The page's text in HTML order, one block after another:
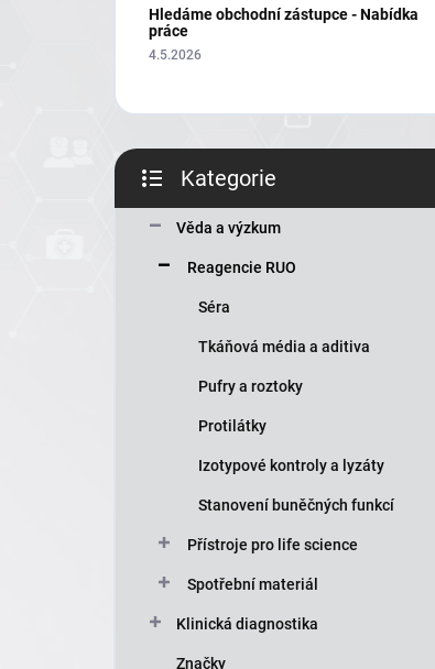
e
Hledáme obchodní zástupce - Nabídka
práce
4.5.2026
kategorie
Kategorie
Věda a výzkum
Reagencie RUO
Séra
Tkáňová média a aditiva
Pufry a roztoky
Protilátky
Izotypové kontroly a lyzáty
Stanovení buněčných funkcí
Přístroje pro life science
Spotřební materiál
Klinická diagnostika
Značky